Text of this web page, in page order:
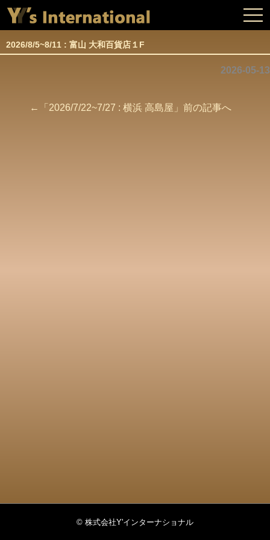
2026/8/5~8/11 : 富山 大和百貨店１F
2026-05-13
←「 2026/7/22~7/27 : 横浜 高島屋 」前の記事へ
© 株式会社Y'インターナショナル